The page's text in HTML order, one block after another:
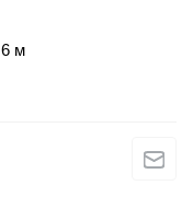
6 м